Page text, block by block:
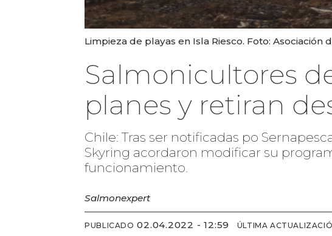
Limpieza de playas en Isla Riesco. Foto:
Salmonicultores
planes y retiran
Chile: Tras ser notificadas po
Skyring acordaron modificar su
funcionamiento.
Salmonexpert
PUBLICADO 02.04.2022 - 12:59 ÚLTIMA